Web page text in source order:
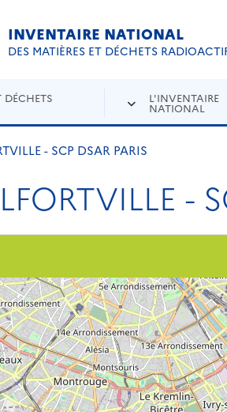
INVENTAIRE NATIONAL
DES MATIÈRES ET DÉCHETS
DÉCHETS L'INVENTAIRE
NATIONAL
- SCP DSAR PARIS
-